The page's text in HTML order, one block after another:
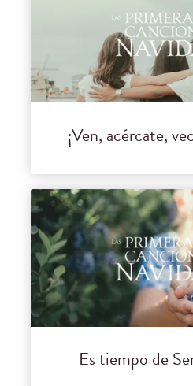
¡Ven, acércate,
Es tiempo de